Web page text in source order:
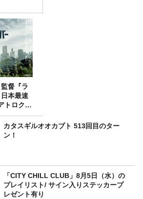
督『ラ
本最速
トロクリ
！
カタスギルオオカブト 513回目のター
ン！
「CITY CHILL CLUB」8月5日（水）の
プレイリスト/ サイン入りステッカープ
レゼント有り